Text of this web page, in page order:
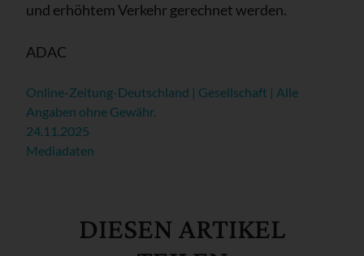
und erhöhtem Verkehr gerechnet werden.
ADAC
Online-Zeitung-Deutschland | Gesellschaft | Alle
Angaben ohne Gewähr.
24.11.2025
Mediadaten
DIESEN ARTIKEL